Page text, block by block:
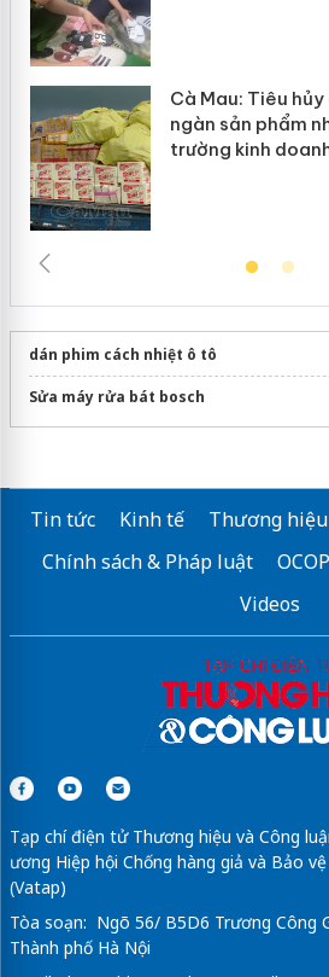
Cà Mau: Tiêu
ngàn sản phẩm
trường kinh
dán phim cách nhiệt ô tô
Sửa máy rửa bát bosch
Tin tức Kinh tế Thương hiệu
Chính sách & Pháp luật
OCOP
Videos
Tạp chí điện tử Thương hiệu và Công
ương Hiệp hội Chống hàng giả và Bảo
(Vatap)
Tòa soạn: Ngõ 56/ B5D6 Trương Công
Thành phố Hà Nội